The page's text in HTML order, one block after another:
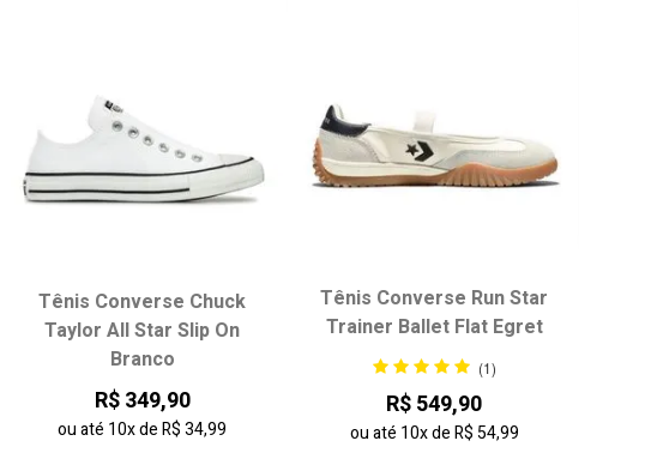
Tênis Converse Chuck
Taylor All Star Slip On
Branco
R$ 349,90
ou até 10xdeR$ 34,99
Tênis Converse Run Star
Trainer Ballet Flat Egret
(1)
R$ 549,90
ou até 10xdeR$ 54,99